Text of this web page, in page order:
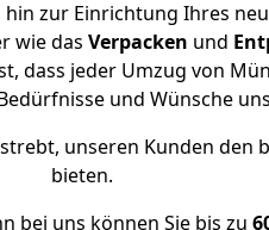
zur Einrichtung Ihres
wie das Verpacken und
dass jeder Umzug von
und Wünsche
unseren Kunden den
bieten.
bei uns können Sie bis zu